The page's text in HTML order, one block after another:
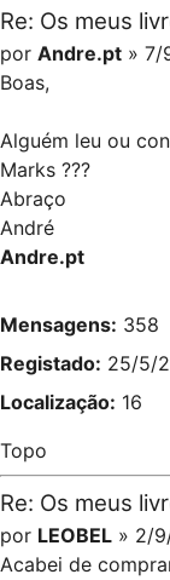
Re: Os meus
por Andre.pt » 7/
Boas,
Alguém leu ou
Marks ???
Abraço
André
Andre.pt
Mensagens: 358
Registado: 25/5/
Localização: 16
Topo
Re: Os meus
por LEOBEL » 2/
Acabei de